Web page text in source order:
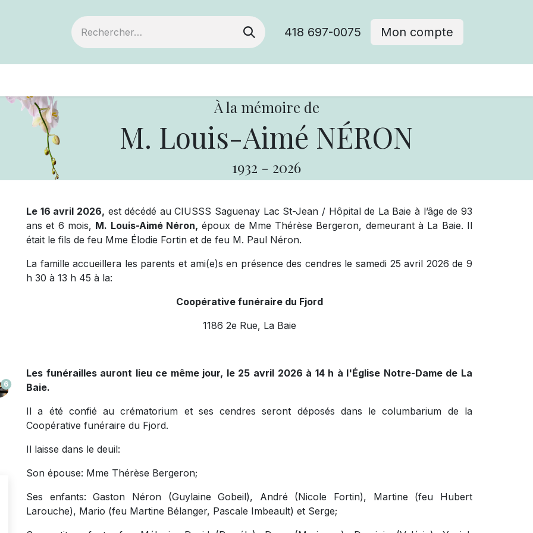
418 697-0075 Mon compte
À la mémoire de
M. Louis-Aimé NÉRON
1932 - 2026
6
Le 16 avril 2026, est décédé au CIUSSS Saguenay Lac St-Jean / Hôpital de La Baie à l’âge de 93
ans et 6 mois, M. Louis-Aimé Néron, époux de Mme Thérèse Bergeron, demeurant à La Baie. Il
était le fils de feu Mme Élodie Fortin et de feu M. Paul Néron.
La famille accueillera les parents et ami(e)s en présence des cendres le samedi 25 avril 2026 de 9
h 30 à 13 h 45 à la:
Coopérative funéraire du Fjord
1186 2e Rue, La Baie
Les funérailles auront lieu ce même jour, le 25 avril 2026 à 14 h à l'Église Notre-Dame de La
Baie.
Il a été confié au crématorium et ses cendres seront déposés dans le columbarium de la
Coopérative funéraire du Fjord.
Il laisse dans le deuil:
Son épouse: Mme Thérèse Bergeron;
Ses enfants: Gaston Néron (Guylaine Gobeil), André (Nicole Fortin), Martine (feu Hubert
Larouche), Mario (feu Martine Bélanger, Pascale Imbeault) et Serge;